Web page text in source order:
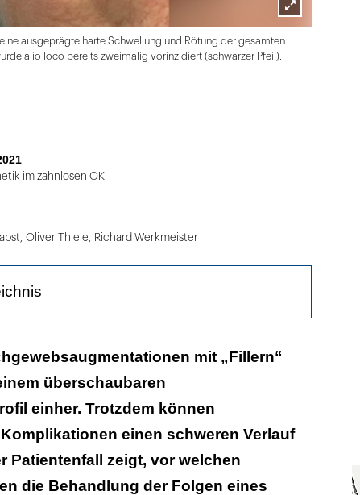
Lightbox
öffnen
ausgeprägte harte Schwellung und Rötung der gesamten
alio loco bereits zweimalig vorinzidiert (schwarzer Pfeil).
im zahnlosen OK
Oliver Thiele Richard Werkmeister
mit „Fillern“
überschaubaren
einher. Trotzdem können
einen schweren Verlauf
Patientenfall zeigt, vor welchen
die Behandlung der Folgen eines